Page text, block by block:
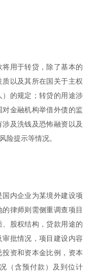
用于转贷，除了基本的
以及其所在国关于主权
的规定；转贷的用途涉
金融机构举借外债的监
及洗钱及恐怖融资以及
险提示等情况。
内企业为某境外建设项
律师则需侧重调查项目
股权结构，贷款用途的
批情况，项目建设内容
资和资本金比例，资本
（含预付款）及到位计